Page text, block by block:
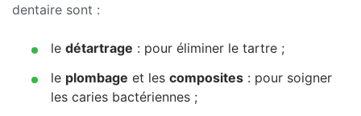
dentaire sont :
le détartrage : pour éliminer le tartre ;
le plombage et les composites : pour soigner
les caries bactériennes ;